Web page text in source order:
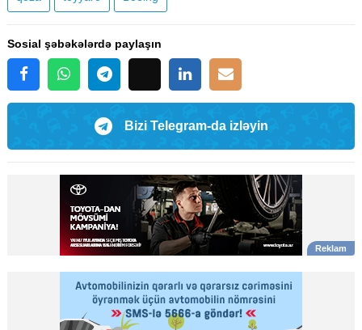
Sosial şəbəkələrdə paylaşın
Bizi Telegram-da izləyin